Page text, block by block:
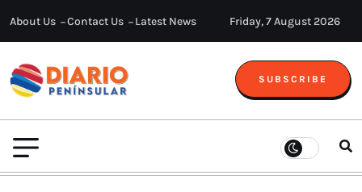
About Us Contact Us Latest News Friday, 7 August 2026
SUBSCRIBE